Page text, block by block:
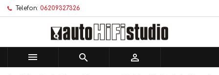
Telefon: 06209327326
  
Kívánságlistáim ×
Új lista létrehozása
Kívánságlista létrehozása ×
Kívánságlista neve
Bejelentkezés ×
történő mentéséhez.